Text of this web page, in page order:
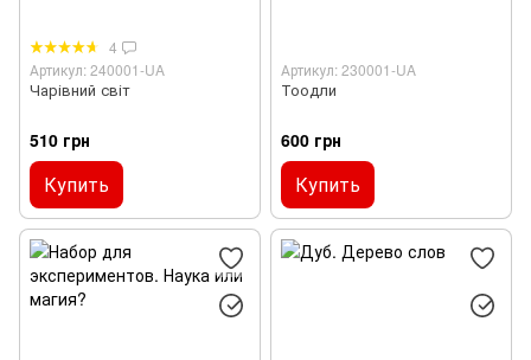
4
Артикул: 240001-UA
Чарівний світ
510 грн
Купить
Артикул: 230001-UA
Тоодли
600 грн
Купить